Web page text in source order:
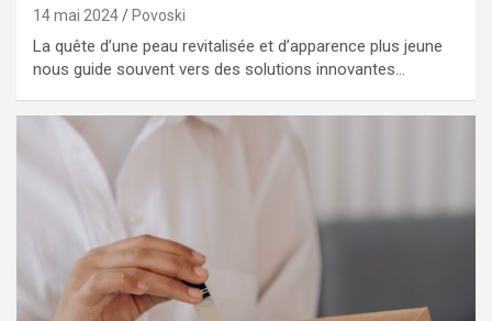
14 mai 2024 Povoski
La quête d’une peau revitalisée et d’apparence plus jeune
nous guide souvent vers des solutions innovantes…